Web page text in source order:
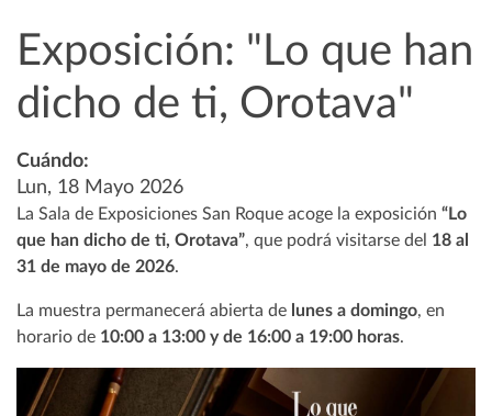
Exposición: "Lo que han
dicho de ti, Orotava"
Cuándo:
Lun, 18 Mayo 2026
La Sala de Exposiciones San Roque acoge la exposición “Lo
que han dicho de ti, Orotava”, que podrá visitarse del 18 al
31 de mayo de 2026.
La muestra permanecerá abierta de lunes a domingo, en
horario de 10:00 a 13:00 y de 16:00 a 19:00 horas.